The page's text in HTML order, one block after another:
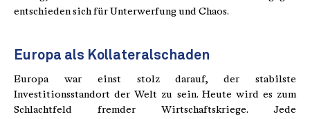
entschieden sich für Unterwerfung und Chaos.
Europa als Kollateralschaden
Europa war einst stolz darauf, der stabilste
Investitionsstandort der Welt zu sein. Heute wird es zum
Schlachtfeld fremder Wirtschaftskriege. Jede